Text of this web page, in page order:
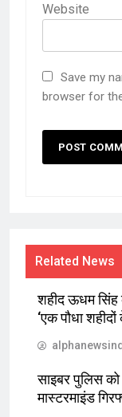
Website
Save my
browser for
Related News
शहीद ऊधम सिंह
‘एक पौधा
साइबर पुलिस
मास्टरमाइंड